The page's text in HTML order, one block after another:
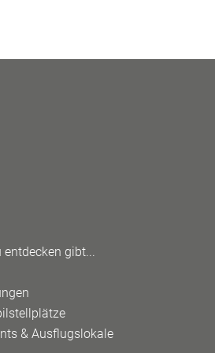
gibt...
& Ausflugslokale